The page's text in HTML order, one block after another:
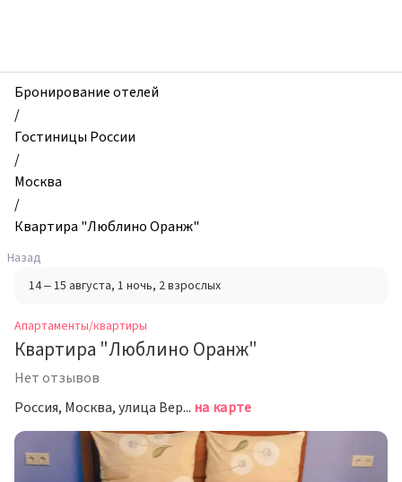
и
квартиры,
Квартира
"Люблино
Оранж",
Москва,
Россия
Бронирование отелей
/
Гостиницы России
/
Москва
/
Квартира "Люблино Оранж"
Назад
14 – 15 августа, 1 ночь, 2 взрослых
Апартаменты/квартиры
Квартира "Люблино Оранж"
Нет отзывов
Россия, Москва, улица Верхние Поля, 27с2 на карте